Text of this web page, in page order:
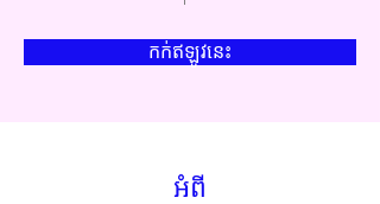
កក់ឥឡូវនេះ
អំពី